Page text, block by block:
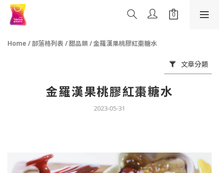
Home / 部落格列表 /甜品類 /金羅漢果桃膠紅棗糖水
文章分類
金羅漢果桃膠紅棗糖水
2023-05-31